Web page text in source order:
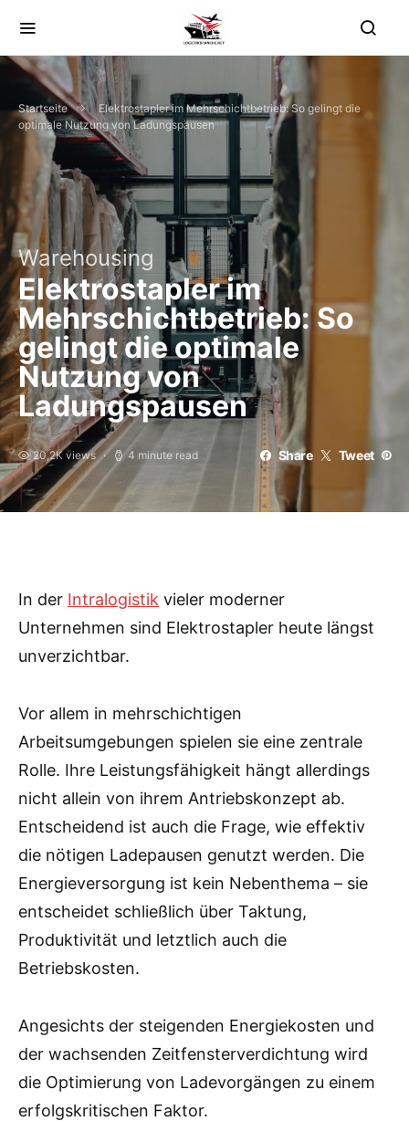
Startseite
Elektrostapler im Mehrschichtbetrieb: So gelingt die
optimale Nutzung von Ladungspausen
Warehousing
Elektrostapler im
Mehrschichtbetrieb: So
gelingt die optimale
Nutzung von
Ladungspausen
20,2K views 4 minute read Share Tweet
In der Intralogistik vieler moderner
Unternehmen sind Elektrostapler heute längst
unverzichtbar.
Vor allem in mehrschichtigen
Arbeitsumgebungen spielen sie eine zentrale
Rolle. Ihre Leistungsfähigkeit hängt allerdings
nicht allein von ihrem Antriebskonzept ab.
Entscheidend ist auch die Frage, wie effektiv
die nötigen Ladepausen genutzt werden. Die
Energieversorgung ist kein Nebenthema – sie
entscheidet schließlich über Taktung,
Produktivität und letztlich auch die
Betriebskosten.
Angesichts der steigenden Energiekosten und
der wachsenden Zeitfensterverdichtung wird
die Optimierung von Ladevorgängen zu einem
erfolgskritischen Faktor.